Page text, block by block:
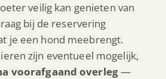
veilig kan genieten van
bij de reservering
je een hond meebrengt.
zijn eventueel mogelijk,
voorafgaand overleg—